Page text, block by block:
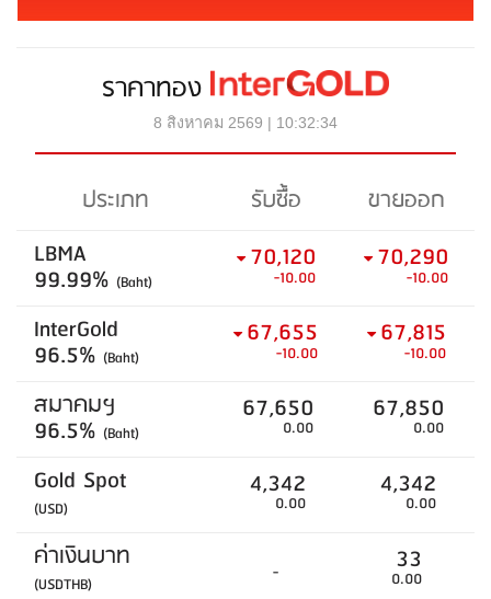
ราคาทอง
8 สิงหาคม 2569 | 10:32:34
ประเภท รับซื้อ
ขายออก
LBMA
99.99% (Baht)
70,120
-10.00
70,290
-10.00
InterGold
96.5% (Baht)
67,655
-10.00
67,815
-10.00
สมาคมฯ
96.5% (Baht)
67,650
0.00
67,850
0.00
Gold Spot
(USD)
4,342
0.00
4,342
0.00
ค่าเงินบาท
(USDTHB) - 33
0.00